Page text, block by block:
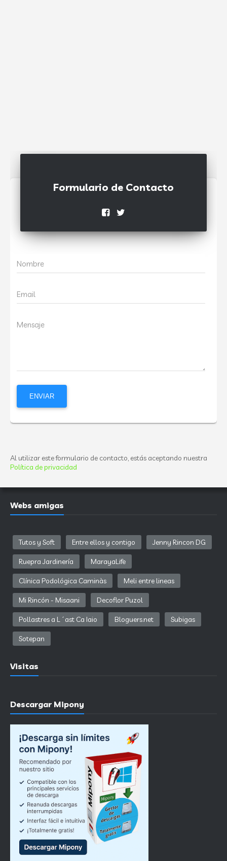
Formulario de Contacto
Nombre
Email
Mensaje
Al utilizar este formulario de contacto, estás aceptando nuestra
Política de privacidad
Webs amigas
Tutos y Soft Entre ellos y contigo Jenny Rincon DG
Ruepra Jardinería MarayaLife
Clínica Podológica Caminàs Meli entre lineas
Mi Rincón - Misaani Decoflor Puzol
Pollastres a L´ast Ca Iaio Bloguers.net Subigas
Sotepan
Visitas
Descargar Mipony